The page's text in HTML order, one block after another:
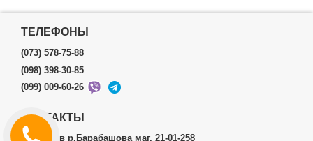
ТЕЛЕФОНЫ
(073) 578-75-88
(098) 398-30-85
(099) 009-60-26
КОНТАКТЫ
г.Харьков р.Барабашова маг. 21-01-258